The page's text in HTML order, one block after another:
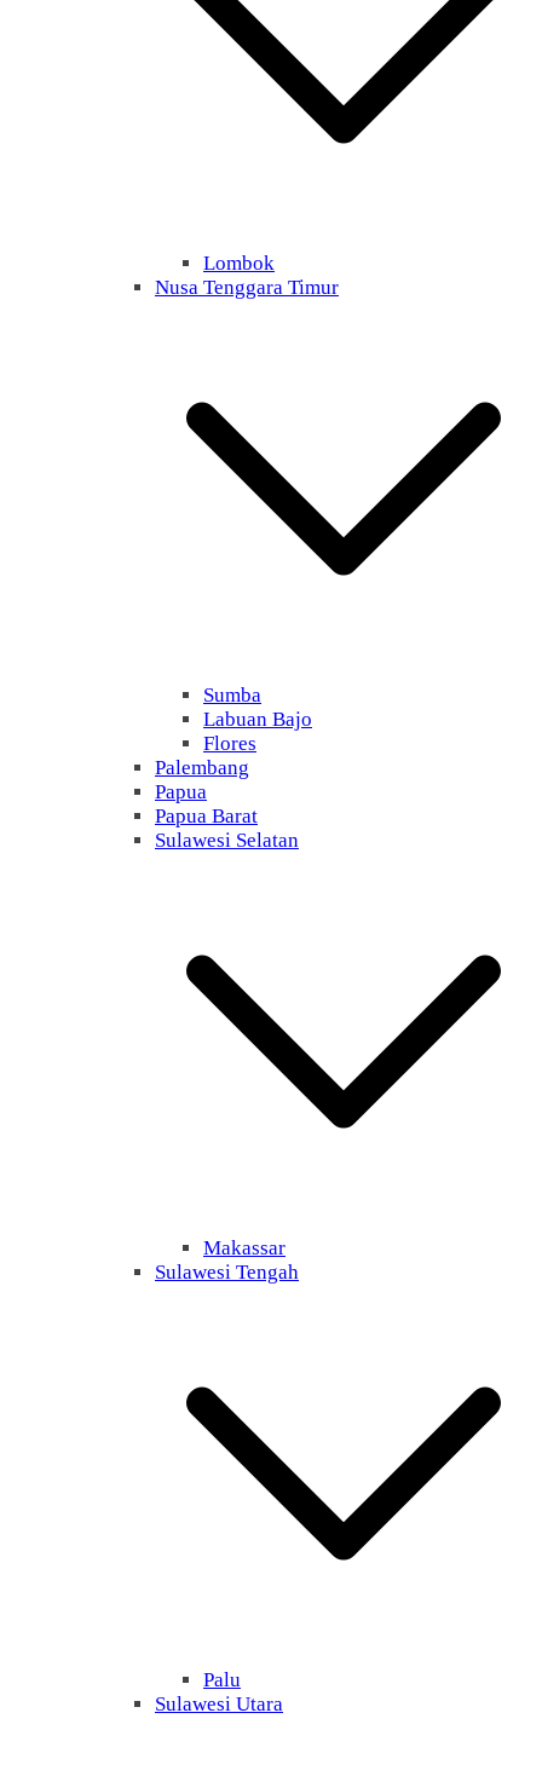
Lombok
Nusa Tenggara Timur
Sumba
Labuan Bajo
Flores
Palembang
Papua
Papua Barat
Sulawesi Selatan
Makassar
Sulawesi Tengah
Palu
Sulawesi Utara